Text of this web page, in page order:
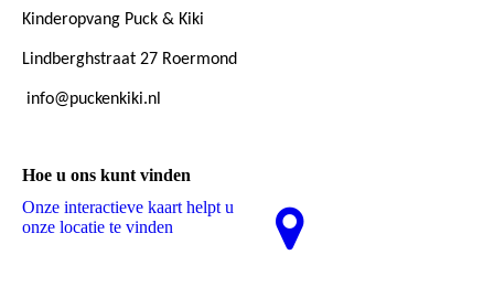
Kinderopvang Puck & Kiki
Lindberghstraat 27 Roermond
info@puckenkiki.nl
Hoe u ons kunt vinden
Onze interactieve kaart helpt u
onze locatie te vinden